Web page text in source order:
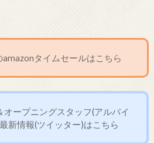
タイムセールはこちら
オープニングスタッフ(アルバイ
新情報(ツイッター)はこちら